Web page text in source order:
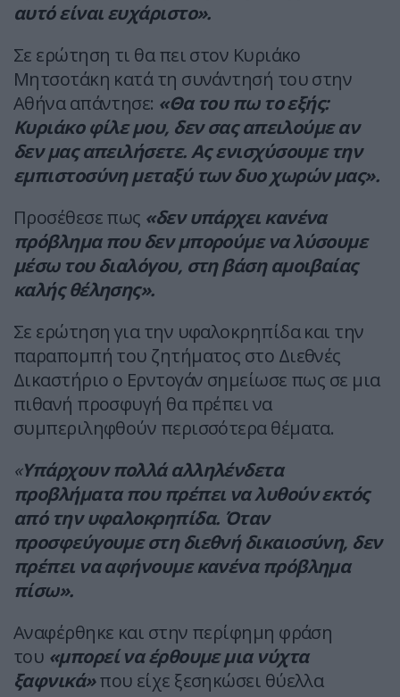
αυτό είναι ευχάριστο».
Σε ερώτηση τι θα πει στον Κυριάκο
Μητσοτάκη κατά τη συνάντησή του στην
Αθήνα απάντησε: «Θα του πω το εξής:
Κυριάκο φίλε μου, δεν σας απειλούμε αν
δεν μας απειλήσετε. Ας ενισχύσουμε την
εμπιστοσύνη μεταξύ των δυο χωρών μας».
Προσέθεσε πως «δεν υπάρχει κανένα
πρόβλημα που δεν μπορούμε να λύσουμε
μέσω του διαλόγου, στη βάση αμοιβαίας
καλής θέλησης».
Σε ερώτηση για την υφαλοκρηπίδα και την
παραπομπή του ζητήματος στο Διεθνές
Δικαστήριο ο Ερντογάν σημείωσε πως σε μια
πιθανή προσφυγή θα πρέπει να
συμπεριληφθούν περισσότερα θέματα.
«Υπάρχουν πολλά αλληλένδετα
προβλήματα που πρέπει να λυθούν εκτός
από την υφαλοκρηπίδα. Όταν
προσφεύγουμε στη διεθνή δικαιοσύνη, δεν
πρέπει να αφήνουμε κανένα πρόβλημα
πίσω».
Αναφέρθηκε και στην περίφημη φράση
του «μπορεί να έρθουμε μια νύχτα
ξαφνικά»που είχε ξεσηκώσει θύελλα